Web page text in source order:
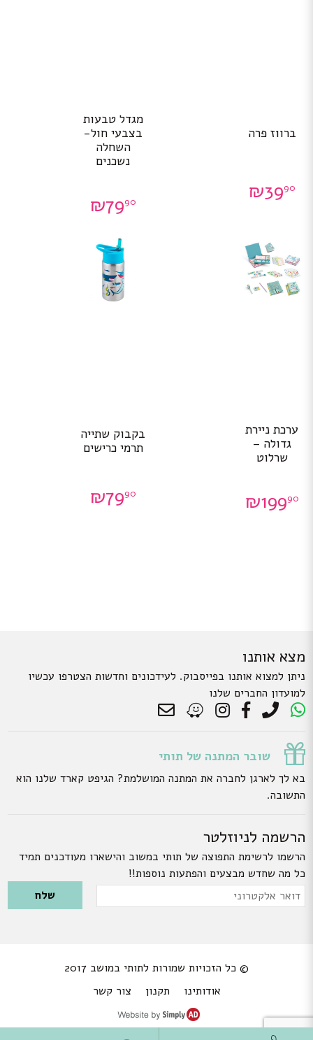
ברווז פרה
₪3990
מגדל טבעות
בצבעי חול-
השחלה
נשכנים
₪7990
ערכת ניירת
גדולה –
שרלוט
₪19990
בקבוק שתייה
תרמי כרישים
₪7990
מצא אותנו
ניתן למצוא אותנו בפייסבוק. לעידכונים וחדשות הצטרפו עכשיו
למועדון החברים שלנו
שובר המתנה של תותי
בא לך לארגן לחברה את המתנה המושלמת? הגיפט קארד שלנו הוא
התשובה.
הרשמה לניוזלטר
הרשמו לרשימת התפוצה של תותי במשוב והישארו מעודכנים תמיד
כל מה שחדש מבצעים והפתעות נוספות!!
Please leave this field empty.
דואר
© כל הזכויות שמורות לתותי במושב 2017
אודותינו
תקנון צור קשר